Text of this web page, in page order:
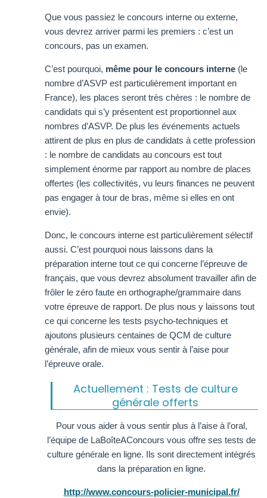
Que vous passiez le concours interne ou externe,
vous devrez arriver parmi les premiers : c’est un
concours, pas un examen.
C’est pourquoi, même pour le concours interne (le
nombre d’ASVP est particulièrement important en
France), les places seront très chères : le nombre de
candidats qui s’y présentent est proportionnel aux
nombres d’ASVP. De plus les événements actuels
attirent de plus en plus de candidats à cette profession
: le nombre de candidats au concours est tout
simplement énorme par rapport au nombre de places
offertes (les collectivités, vu leurs finances ne peuvent
pas engager à tour de bras, même si elles en ont
envie).
Donc, le concours interne est particulièrement sélectif
aussi. C’est pourquoi nous laissons dans la
préparation interne tout ce qui concerne l’épreuve de
français, que vous devrez absolument travailler afin de
frôler le zéro faute en orthographe/grammaire dans
votre épreuve de rapport. De plus nous y laissons tout
ce qui concerne les tests psycho-techniques et
ajoutons plusieurs centaines de QCM de culture
générale, afin de mieux vous sentir à l’aise pour
l’épreuve orale.
Actuellement : Tests de culture
générale offerts
Pour vous aider à vous sentir plus à l’aise à l’oral,
l’équipe de LaBoîteAConcours vous offre ses tests de
culture générale en ligne. Ils sont directement intégrés
dans la préparation en ligne.
http://www.concours-policier-municipal.fr/